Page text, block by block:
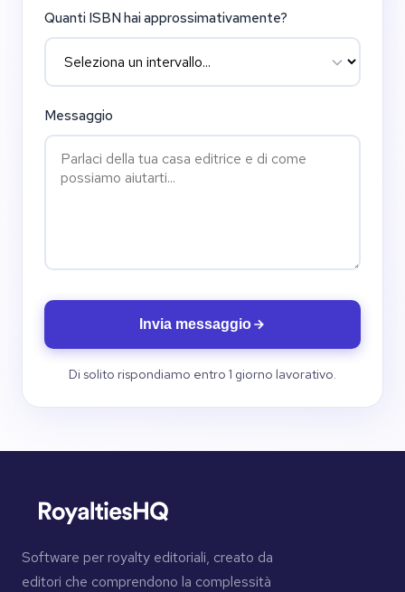
Quanti ISBN hai approssimativamente?
Messaggio
Invia messaggio
Di solito rispondiamo entro 1 giorno lavorativo.
Software per royalty editoriali, creato da
editori che comprendono la complessità